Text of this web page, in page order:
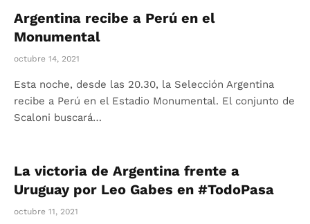
Argentina recibe a Perú en el
Monumental
octubre 14, 2021
Esta noche, desde las 20.30, la Selección Argentina
recibe a Perú en el Estadio Monumental. El conjunto de
Scaloni buscará…
La victoria de Argentina frente a
Uruguay por Leo Gabes en #TodoPasa
octubre 11, 2021